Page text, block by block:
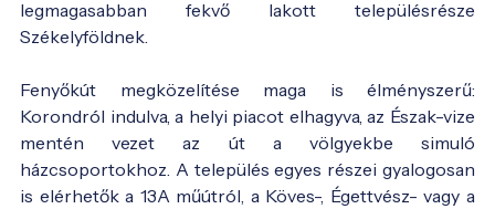
legmagasabban fekvő lakott településrésze
Székelyföldnek.
Fenyőkút megközelítése maga is élményszerű:
Korondról indulva, a helyi piacot elhagyva, az Észak-vize
mentén vezet az út a völgyekbe simuló
házcsoportokhoz. A település egyes részei gyalogosan
is elérhetők a 13A műútról, a Köves-, Égettvész- vagy a